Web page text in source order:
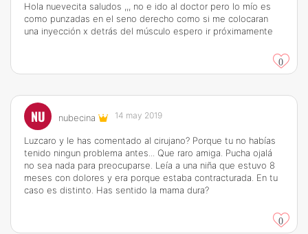
Hola nuevecita saludos ,,, no e ido al doctor pero lo mío es
como punzadas en el seno derecho como si me colocaran
una inyección x detrás del músculo espero ir próximamente
0
NU nubecina 14 may 2019
Luzcaro y le has comentado al cirujano? Porque tu no habías
tenido ningun problema antes... Que raro amiga. Pucha ojalá
no sea nada para preocuparse. Leía a una niña que estuvo 8
meses con dolores y era porque estaba contracturada. En tu
caso es distinto. Has sentido la mama dura?
0